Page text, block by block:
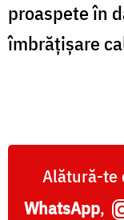
proaspete în
îmbrățișare
Alătură-te
WhatsApp,